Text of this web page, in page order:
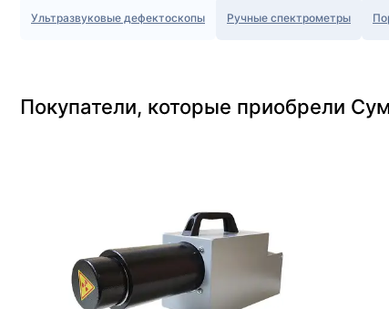
Ультразвуковые дефектоскопы Ручные спектрометры
Покупатели, которые приобрели